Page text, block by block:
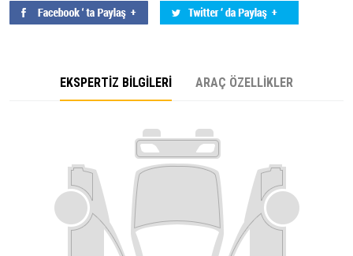
EKSPERTİZ BİLGİLERİ ARAÇ ÖZELLİKLER